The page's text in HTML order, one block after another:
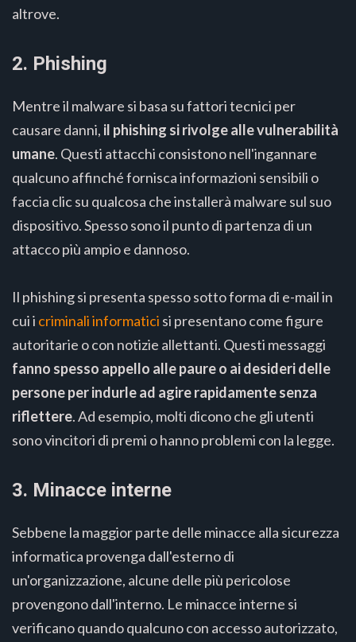
altrove.
2. Phishing
Mentre il malware si basa su fattori tecnici per
causare danni, il phishing si rivolge alle vulnerabilità
umane. Questi attacchi consistono nell'ingannare
qualcuno affinché fornisca informazioni sensibili o
faccia clic su qualcosa che installerà malware sul suo
dispositivo. Spesso sono il punto di partenza di un
attacco più ampio e dannoso.
Il phishing si presenta spesso sotto forma di e-mail in
cui i criminali informatici si presentano come figure
autoritarie o con notizie allettanti. Questi messaggi
fanno spesso appello alle paure o ai desideri delle
persone per indurle ad agire rapidamente senza
riflettere. Ad esempio, molti dicono che gli utenti
sono vincitori di premi o hanno problemi con la legge.
3. Minacce interne
Sebbene la maggior parte delle minacce alla sicurezza
informatica provenga dall'esterno di
un'organizzazione, alcune delle più pericolose
provengono dall'interno. Le minacce interne si
verificano quando qualcuno con accesso autorizzato,